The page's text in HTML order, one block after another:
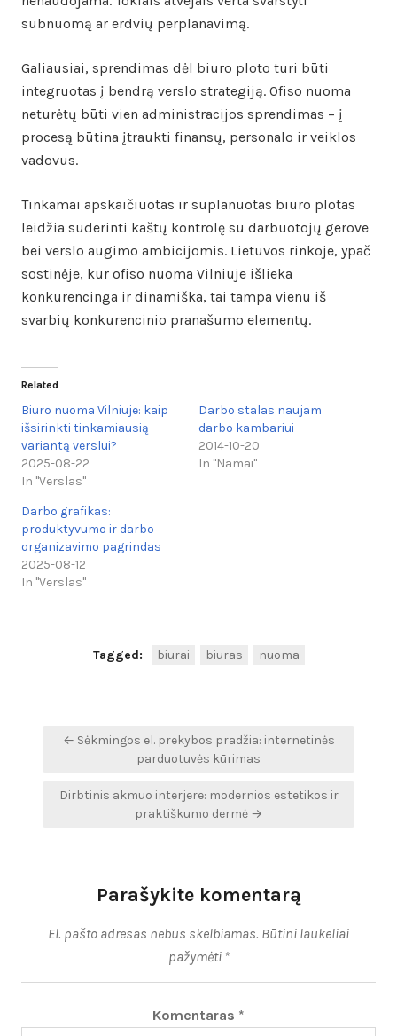
subnuomą ar erdvių perplanavimą.
Galiausiai, sprendimas dėl biuro ploto turi būti
integruotas į bendrą verslo strategiją. Ofiso nuoma
neturėtų būti vien administracijos sprendimas – į
procesą būtina įtraukti finansų, personalo ir veiklos
vadovus.
Tinkamai apskaičiuotas ir suplanuotas biuro plotas
leidžia suderinti kaštų kontrolę su darbuotojų gerove
bei verslo augimo ambicijomis. Lietuvos rinkoje, ypač
sostinėje, kur ofiso nuoma Vilniuje išlieka
konkurencinga ir dinamiška, tai tampa vienu iš
svarbių konkurencinio pranašumo elementų.
Related
Biuro nuoma Vilniuje: kaip
išsirinkti tinkamiausią
variantą verslui?
2025-08-22
In "Verslas"
Darbo stalas naujam
darbo kambariui
2014-10-20
In "Namai"
Darbo grafikas:
produktyvumo ir darbo
organizavimo pagrindas
2025-08-12
In "Verslas"
Tagged: biurai biuras nuoma
Navigacija
← Sėkmingos el. prekybos pradžia: internetinės
parduotuvės kūrimas
Dirbtinis akmuo interjere: modernios estetikos ir
praktiškumo dermė →
Parašykite komentarą
El. pašto adresas nebus skelbiamas. Būtini laukeliai
pažymėti *
Komentaras *